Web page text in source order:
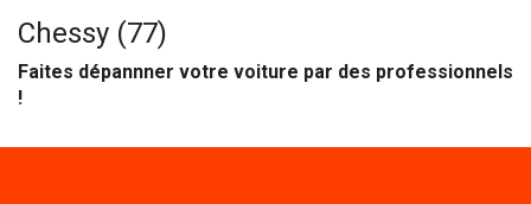
Chessy (77)
Faites dépannner votre voiture par des professionnels
!